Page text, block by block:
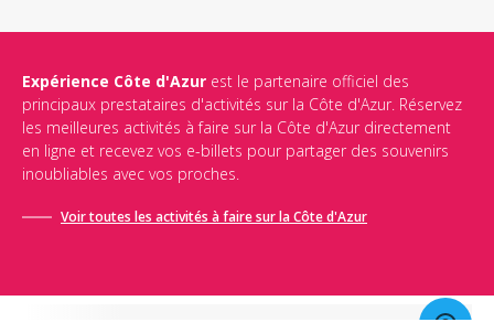
Expérience Côte d'Azur est le partenaire officiel des
principaux prestataires d'activités sur la Côte d'Azur. Réservez
les meilleures activités à faire sur la Côte d'Azur directement
en ligne et recevez vos e-billets pour partager des souvenirs
inoubliables avec vos proches.
Voir toutes les activités à faire sur la Côte d'Azur